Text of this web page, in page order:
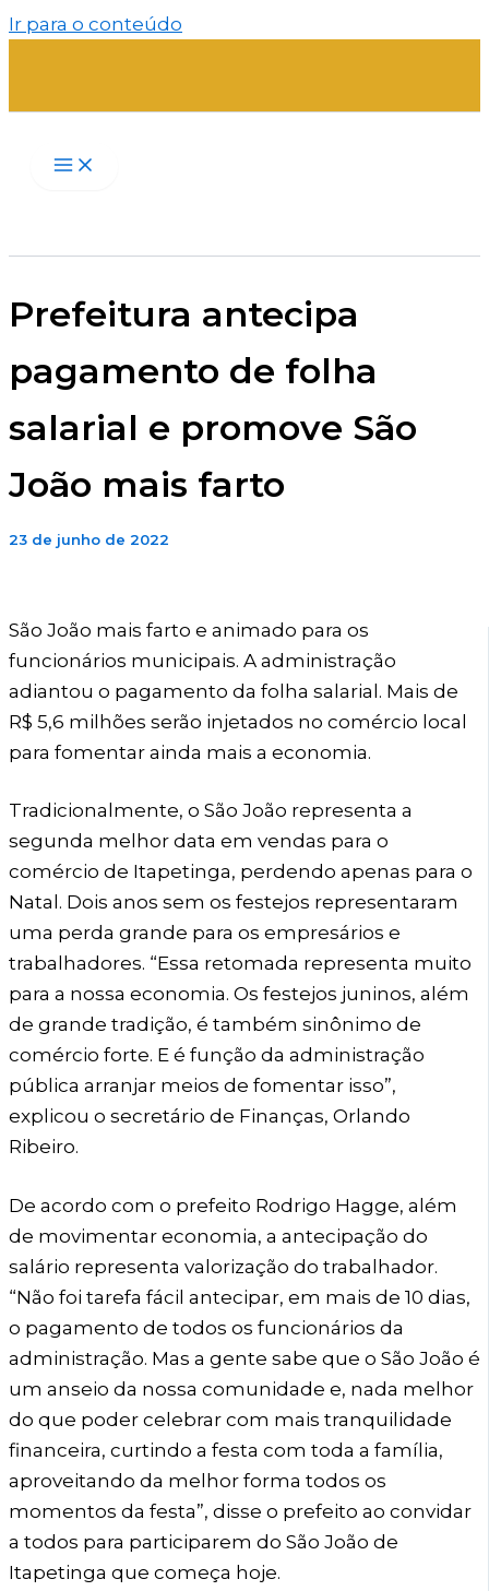
Ir para o conteúdo
Prefeitura antecipa
pagamento de folha
salarial e promove São
João mais farto
23 de junho de 2022
São João mais farto e animado para os
funcionários municipais. A administração
adiantou o pagamento da folha salarial. Mais de
R$ 5,6 milhões serão injetados no comércio local
para fomentar ainda mais a economia.
Tradicionalmente, o São João representa a
segunda melhor data em vendas para o
comércio de Itapetinga, perdendo apenas para o
Natal. Dois anos sem os festejos representaram
uma perda grande para os empresários e
trabalhadores. “Essa retomada representa muito
para a nossa economia. Os festejos juninos, além
de grande tradição, é também sinônimo de
comércio forte. E é função da administração
pública arranjar meios de fomentar isso”,
explicou o secretário de Finanças, Orlando
Ribeiro.
De acordo com o prefeito Rodrigo Hagge, além
de movimentar economia, a antecipação do
salário representa valorização do trabalhador.
“Não foi tarefa fácil antecipar, em mais de 10 dias,
o pagamento de todos os funcionários da
administração. Mas a gente sabe que o São João é
um anseio da nossa comunidade e, nada melhor
do que poder celebrar com mais tranquilidade
financeira, curtindo a festa com toda a família,
aproveitando da melhor forma todos os
momentos da festa”, disse o prefeito ao convidar
a todos para participarem do São João de
Itapetinga que começa hoje.